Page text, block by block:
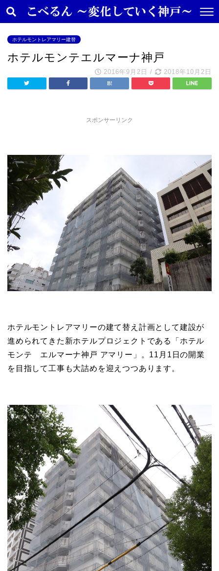
ホテルモントレアマリー建替
ホテルモンテエルマーナ神戸
2016年9月2日 / 2018年10月2日
スポンサーリンク
ホテルモントレアマリーの建て替え計画として建設が
進められてきた新ホテルプロジェクトである「ホテル
モンテ エルマーナ神戸 アマリー」。11月1日の開業
を目指して工事も大詰めを迎えつつあります。